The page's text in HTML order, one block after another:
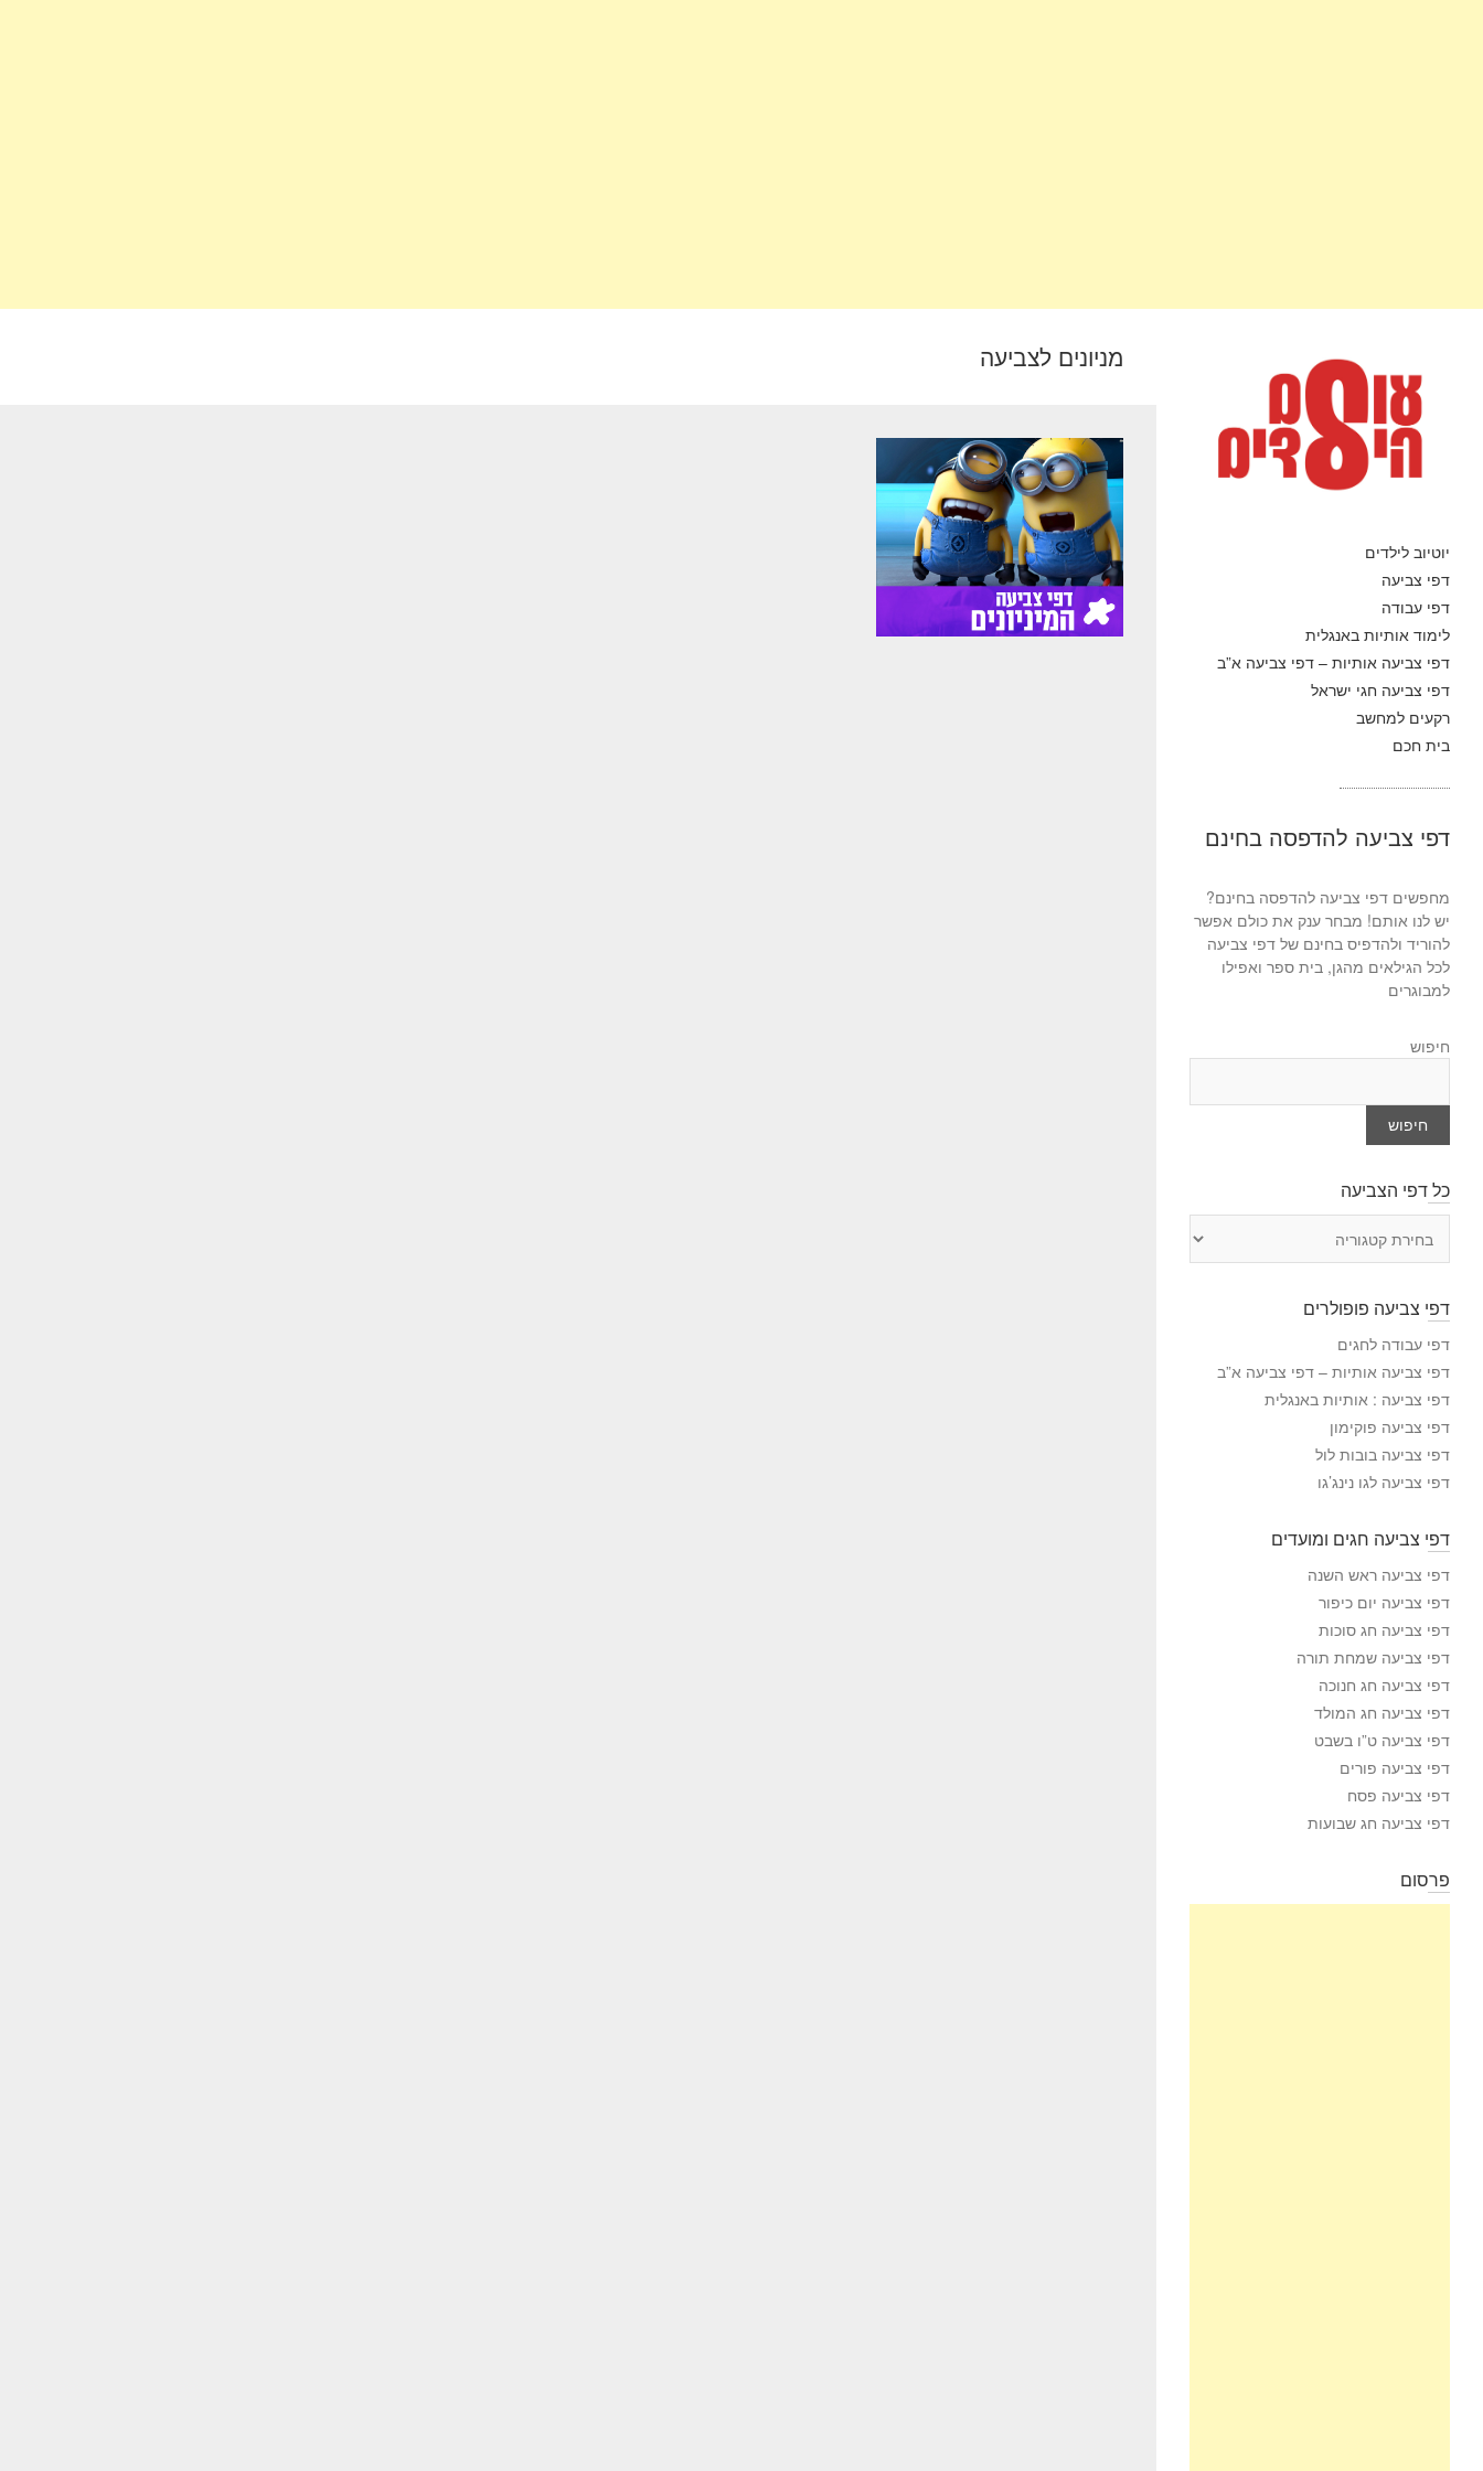
יוטיוב לילדים
דפי צביעה
דפי עבודה
לימוד אותיות באנגלית
דפי צביעה אותיות – דפי צביעה א”ב
דפי צביעה חגי ישראל
רקעים למחשב
בית חכם
מניונים לצביעה
דפי צביעה להדפסה בחינם
מחפשים דפי צביעה להדפסה בחינם?
יש לנו אותם! מבחר ענק את כולם אפשר
להוריד ולהדפיס בחינם של דפי צביעה
לכל הגילאים מהגן, בית ספר ואפילו
למבוגרים
חיפוש
חיפוש
כל דפי הצביעה
י
ה
צ
י
ע
ה
דפי צביעה פופולרים
דפי עבודה לחגים
דפי צביעה אותיות – דפי צביעה א”ב
דפי צביעה : אותיות באנגלית
דפי צביעה פוקימון
דפי צביעה בובות לול
דפי צביעה לגו נינג’גו
דפי צביעה חגים ומועדים
דפי צביעה ראש השנה
דפי צביעה יום כיפור
דפי צביעה חג סוכות
דפי צביעה שמחת תורה
דפי צביעה חג חנוכה
דפי צביעה חג המולד
דפי צביעה ט”ו בשבט
דפי צביעה פורים
דפי צביעה פסח
דפי צביעה חג שבועות
פרסום